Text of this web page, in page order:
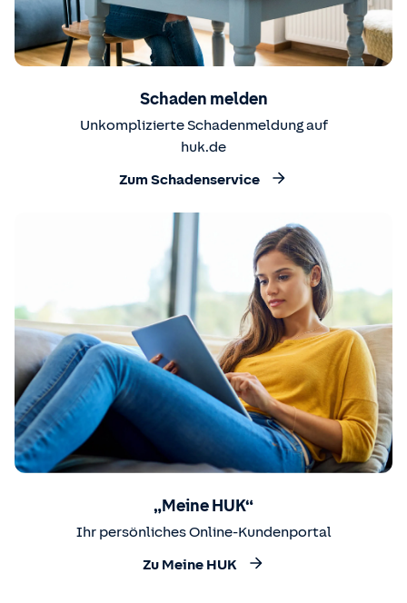
Schaden melden
Unkomplizierte Schadenmeldung auf
huk.de
Zum Schadenservice
„Meine HUK“
Ihr persönliches Online-Kundenportal
Zu Meine HUK